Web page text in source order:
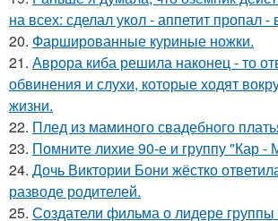
на всех: сделал укол - аппетит пропал
20. Фаршированные куриные ножки.
21. Аврора киба решила наконец - то
обвинения и слухи, которые ходят
жизни.
22. Плед из маминого свадебного
23. Помните лихие 90-е и группу "Кар -
24. Дочь Виктории Бони жёстко
разводе родителей.
25. Создатели фильма о лидере группы